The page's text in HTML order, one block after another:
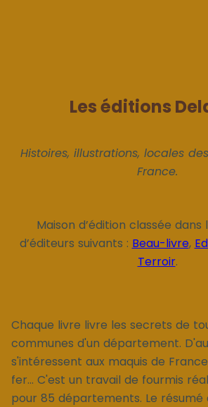
Les éditions
Histoires, illustrations, locales
France.
Maison d’édition classée dans
d’éditeurs suivants : Beau-livre,
Terroir.
Chaque livre livre les secrets de
communes d'un département.
s'intéressent aux maquis de
fer... C'est un travail de fourmis
pour 85 départements. Le résumé